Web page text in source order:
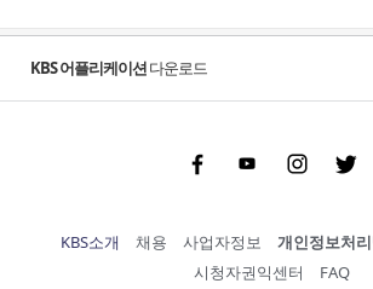
KBS 어플리케이션다운로드
FacebookYoutubeInstgram Twitter
KBS소개 채용 사업자정보 개인정보처
시청자권익센터
FAQ